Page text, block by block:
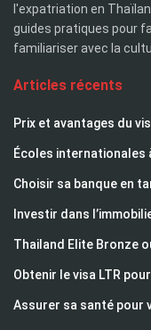
l'expatriation en
guides pratiques pour
familiariser avec la
Articles récents
Prix et avantages du
Écoles internationales
Choisir sa banque en
Investir dans
Thailand Elite Bronze
Obtenir le visa LTR
Assurer sa santé pour